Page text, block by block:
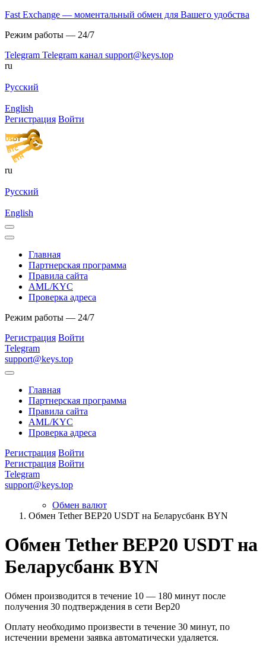
Fast Exchange — моментальный обмен для Вашего удобства
Режим работы — 24/7
Telegram Telegram канал support@keys.top
ru
Русский
English
Регистрация Войти
ru
Русский
English
Главная
Партнерская программа
Правила сайта
AML/KYC
Проверка адреса
Режим работы — 24/7
Регистрация Войти
Telegram
support@keys.top
Главная
Партнерская программа
Правила сайта
AML/KYC
Проверка адреса
Регистрация Войти
Регистрация Войти
Telegram
support@keys.top
Обмен валют
Обмен Tether BEP20 USDT на Беларусбанк BYN
Обмен Tether BEP20 USDT на
Беларусбанк BYN
Обмен производится в течение 10 — 180 минут после
получения 30 подтверждения в сети Bep20
Оплату необходимо произвести в течение 30 минут, по
истечении времени заявка автоматически удаляется.